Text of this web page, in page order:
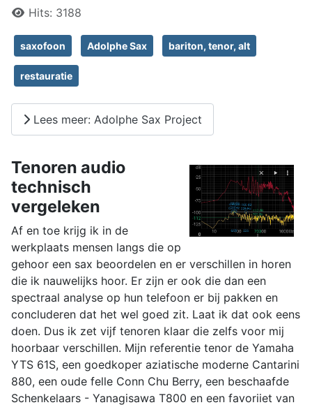
Details
Hits: 3188
saxofoon Adolphe Sax bariton, tenor, alt
restauratie
Lees meer: Adolphe Sax Project
Tenoren audio
technisch
vergeleken
Af en toe krijg ik in de
werkplaats mensen langs die op
gehoor een sax beoordelen en er verschillen in horen
die ik nauwelijks hoor. Er zijn er ook die dan een
spectraal analyse op hun telefoon er bij pakken en
concluderen dat het wel goed zit. Laat ik dat ook eens
doen. Dus ik zet vijf tenoren klaar die zelfs voor mij
hoorbaar verschillen. Mijn referentie tenor de Yamaha
YTS 61S, een goedkoper aziatische moderne Cantarini
880, een oude felle Conn Chu Berry, een beschaafde
Schenkelaars - Yanagisawa T800 en een favoriiet van